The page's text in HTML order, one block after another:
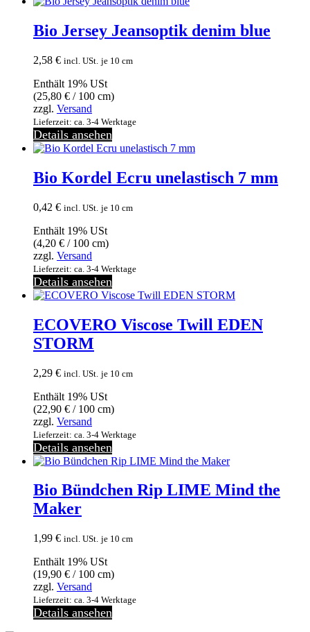
Bio Jersey Jeansoptik denim blue
2,58 € incl. USt. je 10 cm
Enthält 19% USt
(25,80 € / 100 cm)
zzgl. Versand
Lieferzeit: ca. 3-4 Werktage
Details ansehen
Bio Kordel Ecru unelastisch 7 mm
0,42 € incl. USt. je 10 cm
Enthält 19% USt
(4,20 € / 100 cm)
zzgl. Versand
Lieferzeit: ca. 3-4 Werktage
Details ansehen
ECOVERO Viscose Twill EDEN
STORM
2,29 € incl. USt. je 10 cm
Enthält 19% USt
(22,90 € / 100 cm)
zzgl. Versand
Lieferzeit: ca. 3-4 Werktage
Details ansehen
Bio Bündchen Rip LIME Mind the
Maker
1,99 € incl. USt. je 10 cm
Enthält 19% USt
(19,90 € / 100 cm)
zzgl. Versand
Lieferzeit: ca. 3-4 Werktage
Details ansehen